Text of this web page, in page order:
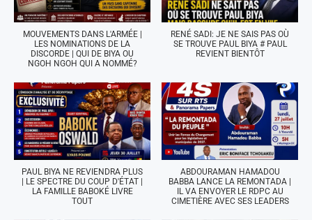
MOUVEMENTS DANS L'ARMÉE |
LES NOMINATIONS DE LA
DISCORDE | QUI DE BIYA OU
NGOH NGOH QUI A NOMMÉ?
RENÉ SADI: JE NE SAIS PAS OÙ
SE TROUVE PAUL BIYA # PAUL
REVIENT BIENTÔT
PAUL BIYA NE REVIENDRA PLUS
| LE SPECTRE DU COUP D'ÉTAT |
LA FAMILLE BABOKÉ LIVRE
TOUT
ABDOURAMAN HAMADOU
BABBA LANCE LA REMONTADA |
IL VA ENVOYER LE RDPC AU
CIMETIÈRE AVEC SES LEADERS